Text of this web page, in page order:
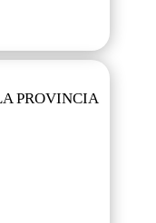
PROVINCIA